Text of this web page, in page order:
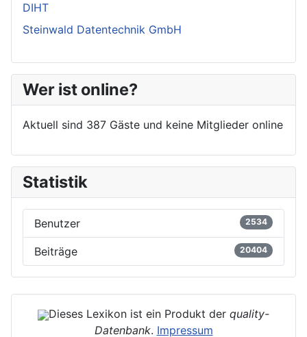
DIHT
Steinwald Datentechnik GmbH
Wer ist online?
Aktuell sind 387 Gäste und keine Mitglieder online
Statistik
Benutzer 2534
Beiträge 20404
Dieses Lexikon ist ein Produkt der quality-
Datenbank. Impressum